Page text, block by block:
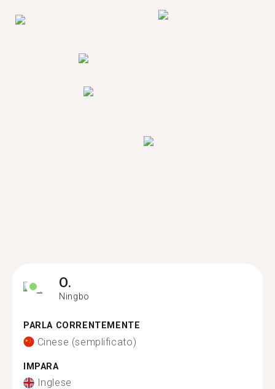
O.
Ningbo
PARLA CORRENTEMENTE
Cinese (semplificato)
IMPARA
Inglese